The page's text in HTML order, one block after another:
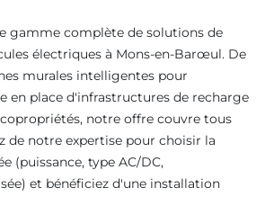
gamme complète de solutions de
électriques à Mons-en-Barœul. De
murales intelligentes pour
en place d'infrastructures de recharge
notre offre couvre tous
de notre expertise pour choisir la
(puissance, type AC/DC,
et bénéficiez d'une installation